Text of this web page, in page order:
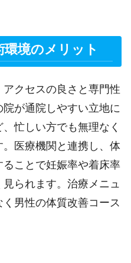
境のメリット
クセスの良さと専門性
が通院しやすい立地に
忙しい方でも無理なく
医療機関と連携し、体
ことで妊娠率や着床率
られます。治療メニュ
男性の体質改善コース